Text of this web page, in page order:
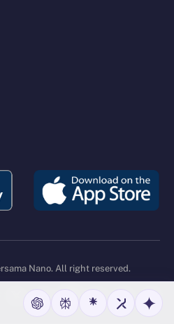
Nano. All right reserved.
InstagramYouTubeLinkedInTikTok